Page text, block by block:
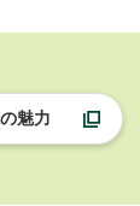
魅力